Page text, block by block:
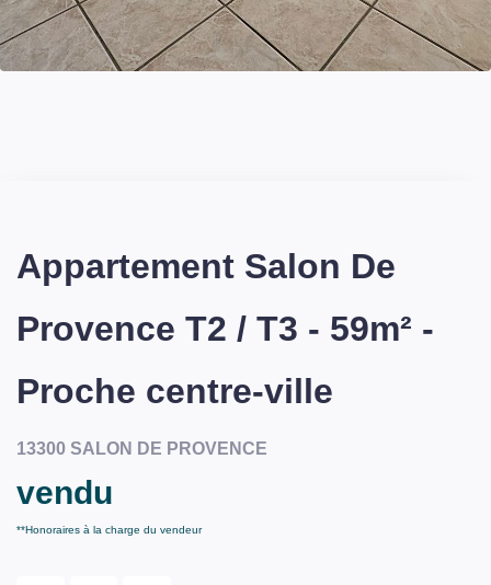
Appartement Salon De
Provence T2 / T3 - 59m² -
Proche centre-ville
13300 SALON DE PROVENCE
vendu
**Honoraires à la charge du vendeur